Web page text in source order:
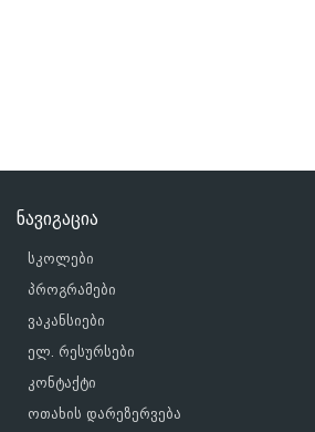
ნავიგაცია
სკოლები
პროგრამები
ვაკანსიები
ელ. რესურსები
კონტაქტი
ოთახის დარეზერვება